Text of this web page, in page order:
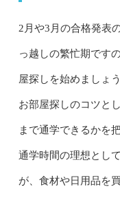
2月や3月の合格発表
っ越しの繁忙期です
屋探しを始めましょう
お部屋探しのコツと
まで通学できるかを
通学時間の理想とし
が、食材や日用品を